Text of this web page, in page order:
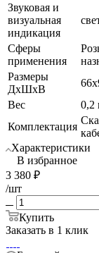
Звуковая и
визуальная
индикация
Сферы
применения
Размеры
ДхШхВ
Вес
0,2
Комплектация
Характеристики
В избранное
3 380 ₽
/шт
Купить
Заказать в 1 клик